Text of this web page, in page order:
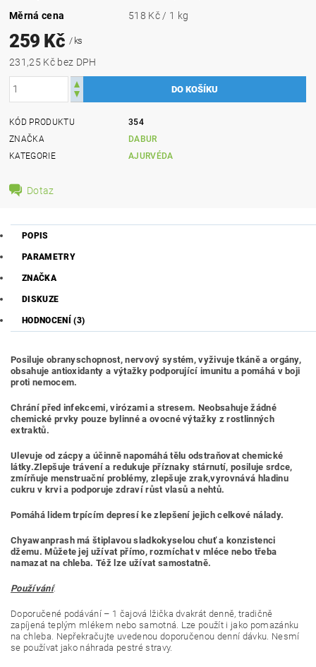
Měrná cena
518 Kč / 1 kg
259 Kč / ks
231,25 Kč bez DPH
KÓD PRODUKTU
354
ZNAČKA
DABUR
KATEGORIE
AJURVÉDA
Dotaz
POPIS
PARAMETRY
ZNAČKA
DISKUZE
HODNOCENÍ (3)
Posiluje obranyschopnost, nervový systém, vyživuje tkáně a orgány,
obsahuje antioxidanty a výtažky podporující imunitu a pomáhá v boji
proti nemocem.
Chrání před infekcemi, virózami a stresem. Neobsahuje žádné
chemické prvky pouze bylinné a ovocné výtažky z rostlinných
extraktů.
Ulevuje od zácpy a účinně napomáhá tělu odstraňovat chemické
látky.Zlepšuje trávení a redukuje příznaky stárnutí, posiluje srdce,
zmírňuje menstruační problémy, zlepšuje zrak,vyrovnává hladinu
cukru v krvi a podporuje zdraví růst vlasů a nehtů.
Pomáhá lidem trpícím depresí ke zlepšení jejich celkové nálady.
Chyawanprash má štiplavou sladkokyselou chuť a konzistenci
džemu. Můžete jej užívat přímo, rozmíchat v mléce nebo třeba
namazat na chleba. Též lze užívat samostatně.
Používání:
Doporučené podávání – 1 čajová lžička dvakrát denně, tradičně
zapíjená teplým mlékem nebo samotná. Lze použít i jako pomazánku
na chleba. Nepřekračujte uvedenou doporučenou denní dávku. Nesmí
se používat jako náhrada pestré stravy.